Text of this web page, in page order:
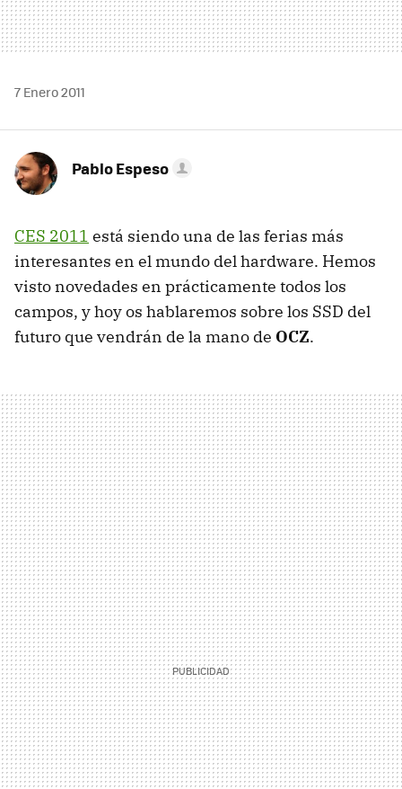
7 Enero 2011
Pablo Espeso
CES 2011 está siendo una de las ferias más
interesantes en el mundo del hardware. Hemos
visto novedades en prácticamente todos los
campos, y hoy os hablaremos sobre los SSD del
futuro que vendrán de la mano de OCZ.